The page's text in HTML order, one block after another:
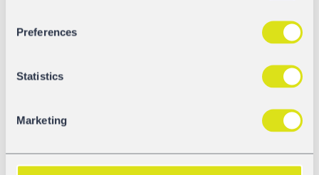
Preferences
Statistics
Marketing
davantage notre réseau en France pendant l’événement
pour organiser une réunion
S.I.T.L.